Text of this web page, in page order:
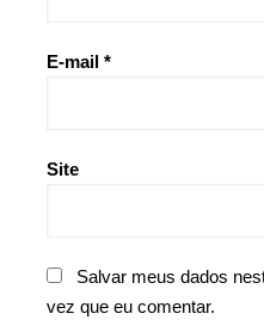
E-mail *
Site
Salvar meus dados
vez que eu comentar.